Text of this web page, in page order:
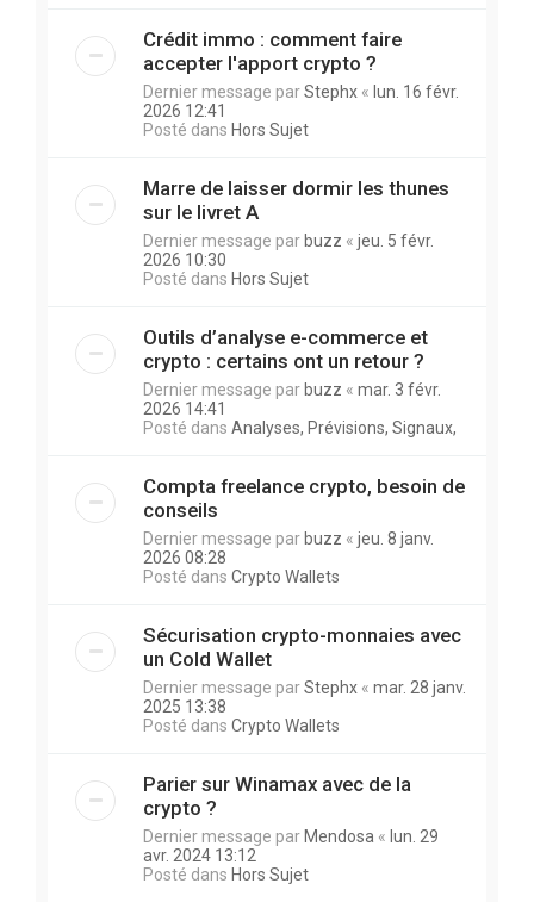
Crédit immo : comment faire
accepter l'apport crypto ?
Dernier message parStephx « lun. 16 févr.
2026 12:41
Posté dans Hors Sujet
Marre de laisser dormir les thunes
sur le livret A
Dernier message parbuzz « jeu. 5 févr.
2026 10:30
Posté dans Hors Sujet
Outils d’analyse e-commerce et
crypto : certains ont un retour ?
Dernier message parbuzz « mar. 3 févr.
2026 14:41
Posté dans Analyses, Prévisions, Signaux,
Compta freelance crypto, besoin de
conseils
Dernier message parbuzz « jeu. 8 janv.
2026 08:28
Posté dans Crypto Wallets
Sécurisation crypto-monnaies avec
un Cold Wallet
Dernier message parStephx « mar. 28 janv.
2025 13:38
Posté dans Crypto Wallets
Parier sur Winamax avec de la
crypto ?
Dernier message parMendosa « lun. 29
avr. 2024 13:12
Posté dans Hors Sujet